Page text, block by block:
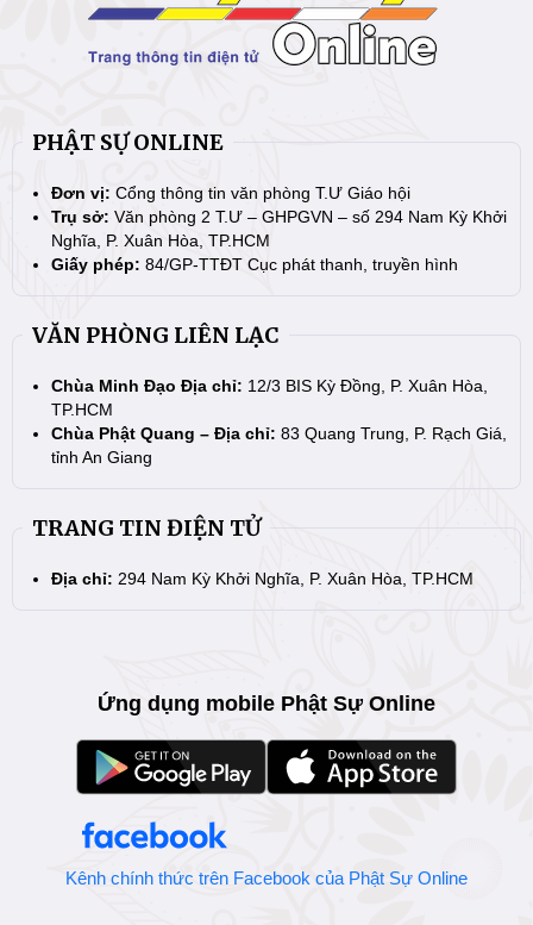
PHẬT SỰ ONLINE
Đơn vị: Cổng thông tin văn phòng T.Ư Giáo hội
Trụ sở: Văn phòng 2 T.Ư – GHPGVN – số 294 Nam Kỳ Khởi
Nghĩa, P. Xuân Hòa, TP.HCM
Giấy phép: 84/GP-TTĐT Cục phát thanh, truyền hình
VĂN PHÒNG LIÊN LẠC
Chùa Minh Đạo Địa chỉ: 12/3 BIS Kỳ Đồng, P. Xuân Hòa,
TP.HCM
Chùa Phật Quang – Địa chỉ: 83 Quang Trung, P. Rạch Giá,
tỉnh An Giang
TRANG TIN ĐIỆN TỬ
Địa chỉ: 294 Nam Kỳ Khởi Nghĩa, P. Xuân Hòa, TP.HCM
Ứng dụng mobile Phật Sự Online
Kênh chính thức trên Facebook của Phật Sự Online